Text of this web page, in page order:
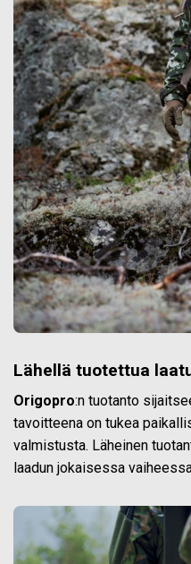
Lähellä tuotettua
Origopro:n tuotanto
tavoitteena on tukea
valmistusta. Läheinen
laadun jokaisessa